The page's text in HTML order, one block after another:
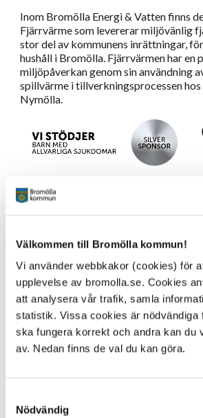
Välkommen till Bromölla kommun!
Vi använder webbkakor (cookies) för
upplevelse av bromolla.se. Cookies
att analysera vår trafik, samla
statistik. Vissa cookies är nödvändiga
ska fungera korrekt och andra kan du
av. Nedan finns de val du kan göra.
Nödvändig
Inom Bromölla Energi & Vatten finns
Fjärrvärme som levererar miljövänlig
stor del av kommunens inrättningar,
hushåll i Bromölla. Fjärrvärmen har en
miljöpåverkan genom sin användning
spillvärme i tillverkningsprocessen
Nymölla.